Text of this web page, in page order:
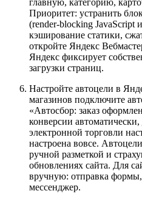
главную, категорию,
Приоритет: устранить
(render-blocking JavaScript
кэширование статики,
откройте Яндекс
Яндекс фиксирует
загрузки страниц.
Настройте автоцели в
магазинов подключите
«Автосбор: заказ
конверсии
электронной торговли
настроена вовсе.
ручной разметкой и
обновлениях сайта. Для
вручную: отправка
мессенджер.